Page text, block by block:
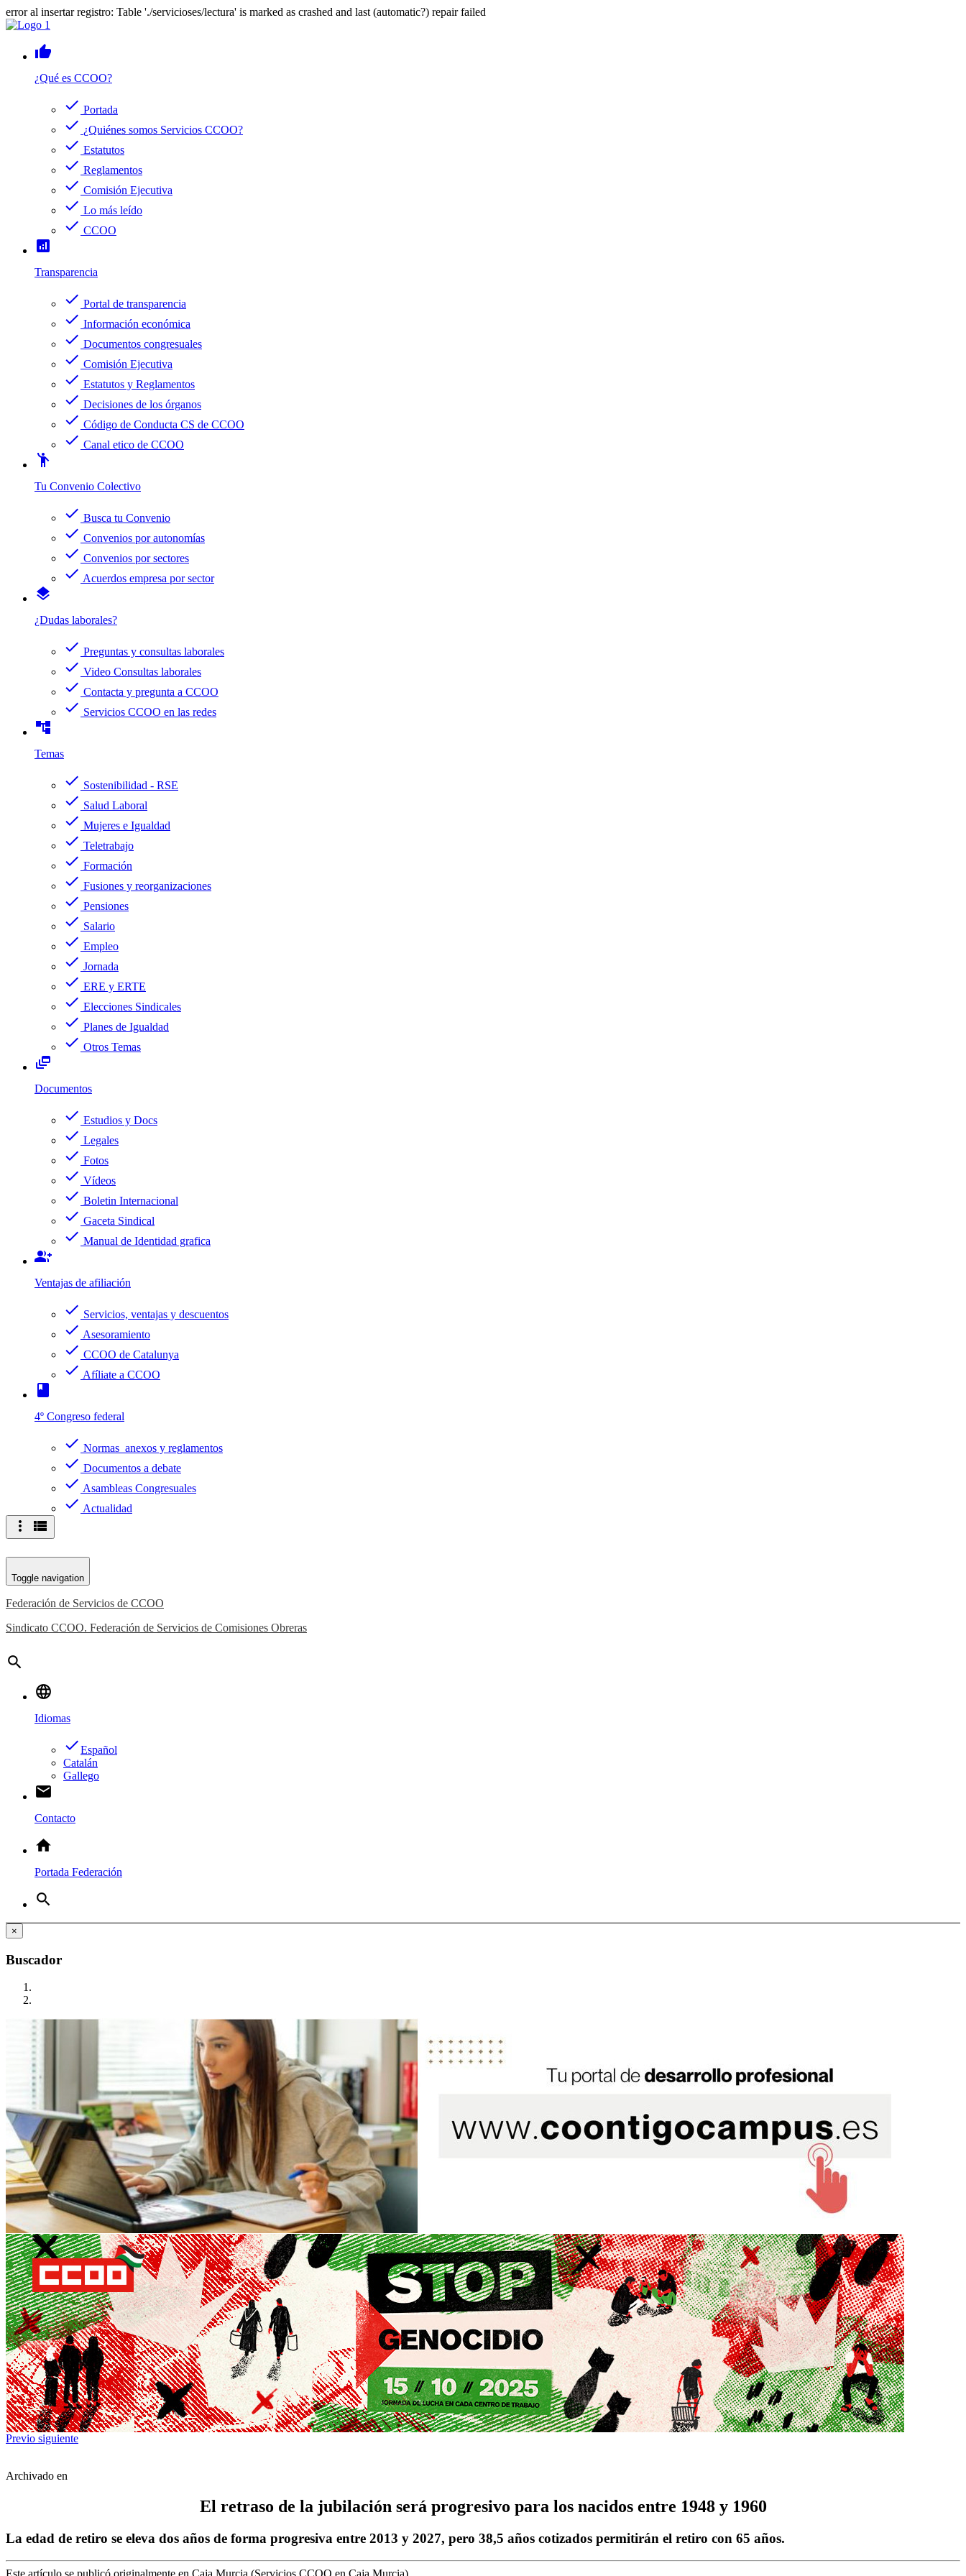
error al insertar registro: Table './servicioses/lectura' is marked as crashed and last (automatic?) repair failed
thumb_up
¿Qué es CCOO?
check Portada
check ¿Quiénes somos Servicios CCOO?
check Estatutos
check Reglamentos
check Comisión Ejecutiva
check Lo más leído
check CCOO
analytics
Transparencia
check Portal de transparencia
check Información económica
check Documentos congresuales
check Comisión Ejecutiva
check Estatutos y Reglamentos
check Decisiones de los órganos
check Código de Conducta CS de CCOO
check Canal etico de CCOO
emoji_people
Tu Convenio Colectivo
check Busca tu Convenio
check Convenios por autonomías
check Convenios por sectores
check Acuerdos empresa por sector
layers
¿Dudas laborales?
check Preguntas y consultas laborales
check Video Consultas laborales
check Contacta y pregunta a CCOO
check Servicios CCOO en las redes
account_tree
Temas
check Sostenibilidad - RSE
check Salud Laboral
check Mujeres e Igualdad
check Teletrabajo
check Formación
check Fusiones y reorganizaciones
check Pensiones
check Salario
check Empleo
check Jornada
check ERE y ERTE
check Elecciones Sindicales
check Planes de Igualdad
check Otros Temas
dynamic_feed
Documentos
check Estudios y Docs
check Legales
check Fotos
check Vídeos
check Boletin Internacional
check Gaceta Sindical
check Manual de Identidad grafica
group_add
Ventajas de afiliación
check Servicios, ventajas y descuentos
check Asesoramiento
check CCOO de Catalunya
check Afíliate a CCOO
book
4º Congreso federal
check Normas anexos y reglamentos
check Documentos a debate
check Asambleas Congresuales
check Actualidad
more_vert view_list
Toggle navigation
Federación de Servicios de CCOO
Sindicato CCOO. Federación de Servicios de Comisiones Obreras
search
language
Idiomas
doneEspañol
Catalán
Gallego
email
Contacto
home
Portada Federación
search
×
Buscador
Previo siguiente
Archivado en
El retraso de la jubilación será progresivo para los nacidos entre 1948 y 1960
La edad de retiro se eleva dos años de forma progresiva entre 2013 y 2027, pero 38,5 años cotizados permitirán el retiro con 65 años.
Este artículo se publicó originalmente en Caja Murcia (Servicios CCOO en Caja Murcia) ,